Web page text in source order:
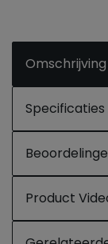
Omschrijving
Specificaties
Product